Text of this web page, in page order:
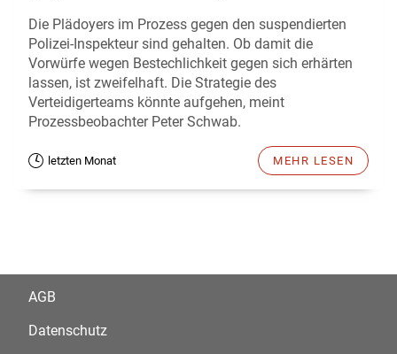
Die Plädoyers im Prozess gegen den suspendierten
Polizei-Inspekteur sind gehalten. Ob damit die
Vorwürfe wegen Bestechlichkeit gegen sich erhärten
lassen, ist zweifelhaft. Die Strategie des
Verteidigerteams könnte aufgehen, meint
Prozessbeobachter Peter Schwab.
letzten Monat MEHR LESEN
AGB
Datenschutz